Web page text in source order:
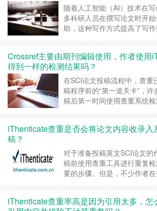
阅读 »
随着人工智能（AI）技术在
多科研人员在撰写论文时开
助，这种写作方式提高了写
于英文SCI论文作者来说，许
具就是知名的 iThenticate，这
了作者关注的焦点。 ……继
Crossref主要由期刊编辑使用，作者使用
得到一样的检测结果吗？
在SCI论文投稿流程中，查重
稿程序前的“第一道关卡”，
稿后第一时间使用查重系统
很多作者在投稿前会提前查
是面向期刊……继续阅读 »
iThenticate查重是否会将论文内容收录入
稿？
对于准备投稿英文SCI论文的
稿前使用查重工具进行重复
要的步骤。但是，不少作者
iThenticate是由美国公司
iThenticate查重率高是因为引用太多，怎